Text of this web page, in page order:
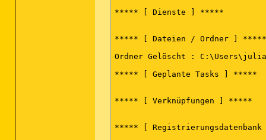
***** [ Dienste ] *****
***** [ Dateien / Ordner ] *****
Ordner Gelöscht :
***** [ Geplante Tasks ] *****
***** [ Verknüpfungen ] *****
***** [